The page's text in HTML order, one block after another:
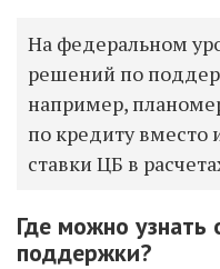
На федеральном
решений по
например,
по кредиту вместо
ставки ЦБ в
Где можно узнать
поддержки?